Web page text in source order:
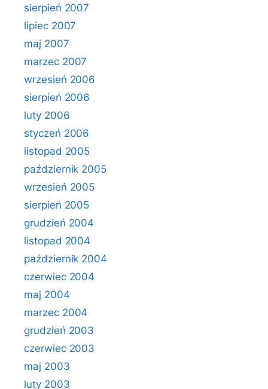
sierpień 2007
lipiec 2007
maj 2007
marzec 2007
wrzesień 2006
sierpień 2006
luty 2006
styczeń 2006
listopad 2005
październik 2005
wrzesień 2005
sierpień 2005
grudzień 2004
listopad 2004
październik 2004
czerwiec 2004
maj 2004
marzec 2004
grudzień 2003
czerwiec 2003
maj 2003
luty 2003